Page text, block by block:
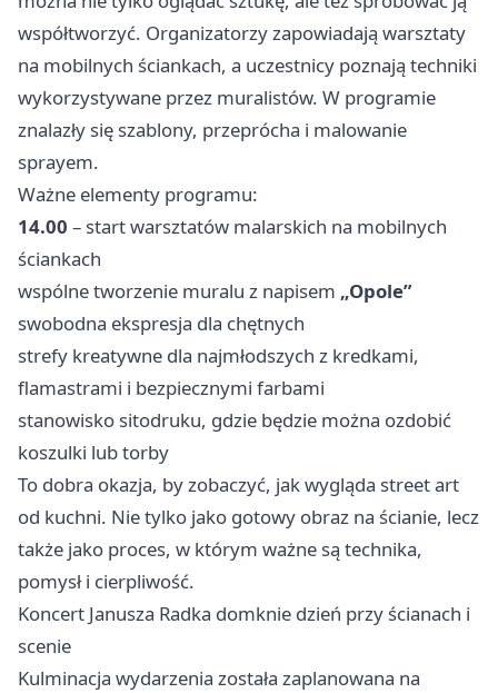
współtworzyć. Organizatorzy zapowiadają warsztaty
na mobilnych ściankach, a uczestnicy poznają techniki
wykorzystywane przez muralistów. W programie
znalazły się szablony, przeprócha i malowanie
sprayem.
Ważne elementy programu:
14.00 – start warsztatów malarskich na mobilnych
ściankach
wspólne tworzenie muralu z napisem „Opole”
swobodna ekspresja dla chętnych
strefy kreatywne dla najmłodszych z kredkami,
flamastrami i bezpiecznymi farbami
stanowisko sitodruku, gdzie będzie można ozdobić
koszulki lub torby
To dobra okazja, by zobaczyć, jak wygląda street art
od kuchni. Nie tylko jako gotowy obraz na ścianie, lecz
także jako proces, w którym ważne są technika,
pomysł i cierpliwość.
Koncert Janusza Radka domknie dzień przy ścianach i
scenie
Kulminacja wydarzenia została zaplanowana na